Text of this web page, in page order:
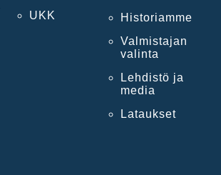
UKK
Historiamme
Valmistajan
valinta
Lehdistö ja
media
Lataukset